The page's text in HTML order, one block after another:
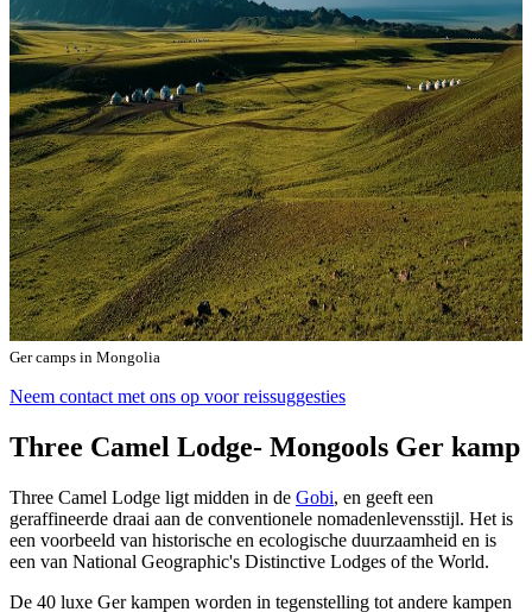
Ger camps in Mongolia
Neem contact met ons op voor reissuggesties
Three Camel Lodge- Mongools Ger kamp
Three Camel Lodge ligt midden in de Gobi, en geeft een
geraffineerde draai aan de conventionele nomadenlevensstijl. Het is
een voorbeeld van historische en ecologische duurzaamheid en is
een van National Geographic's Distinctive Lodges of the World.
De 40 luxe Ger kampen worden in tegenstelling tot andere kampen